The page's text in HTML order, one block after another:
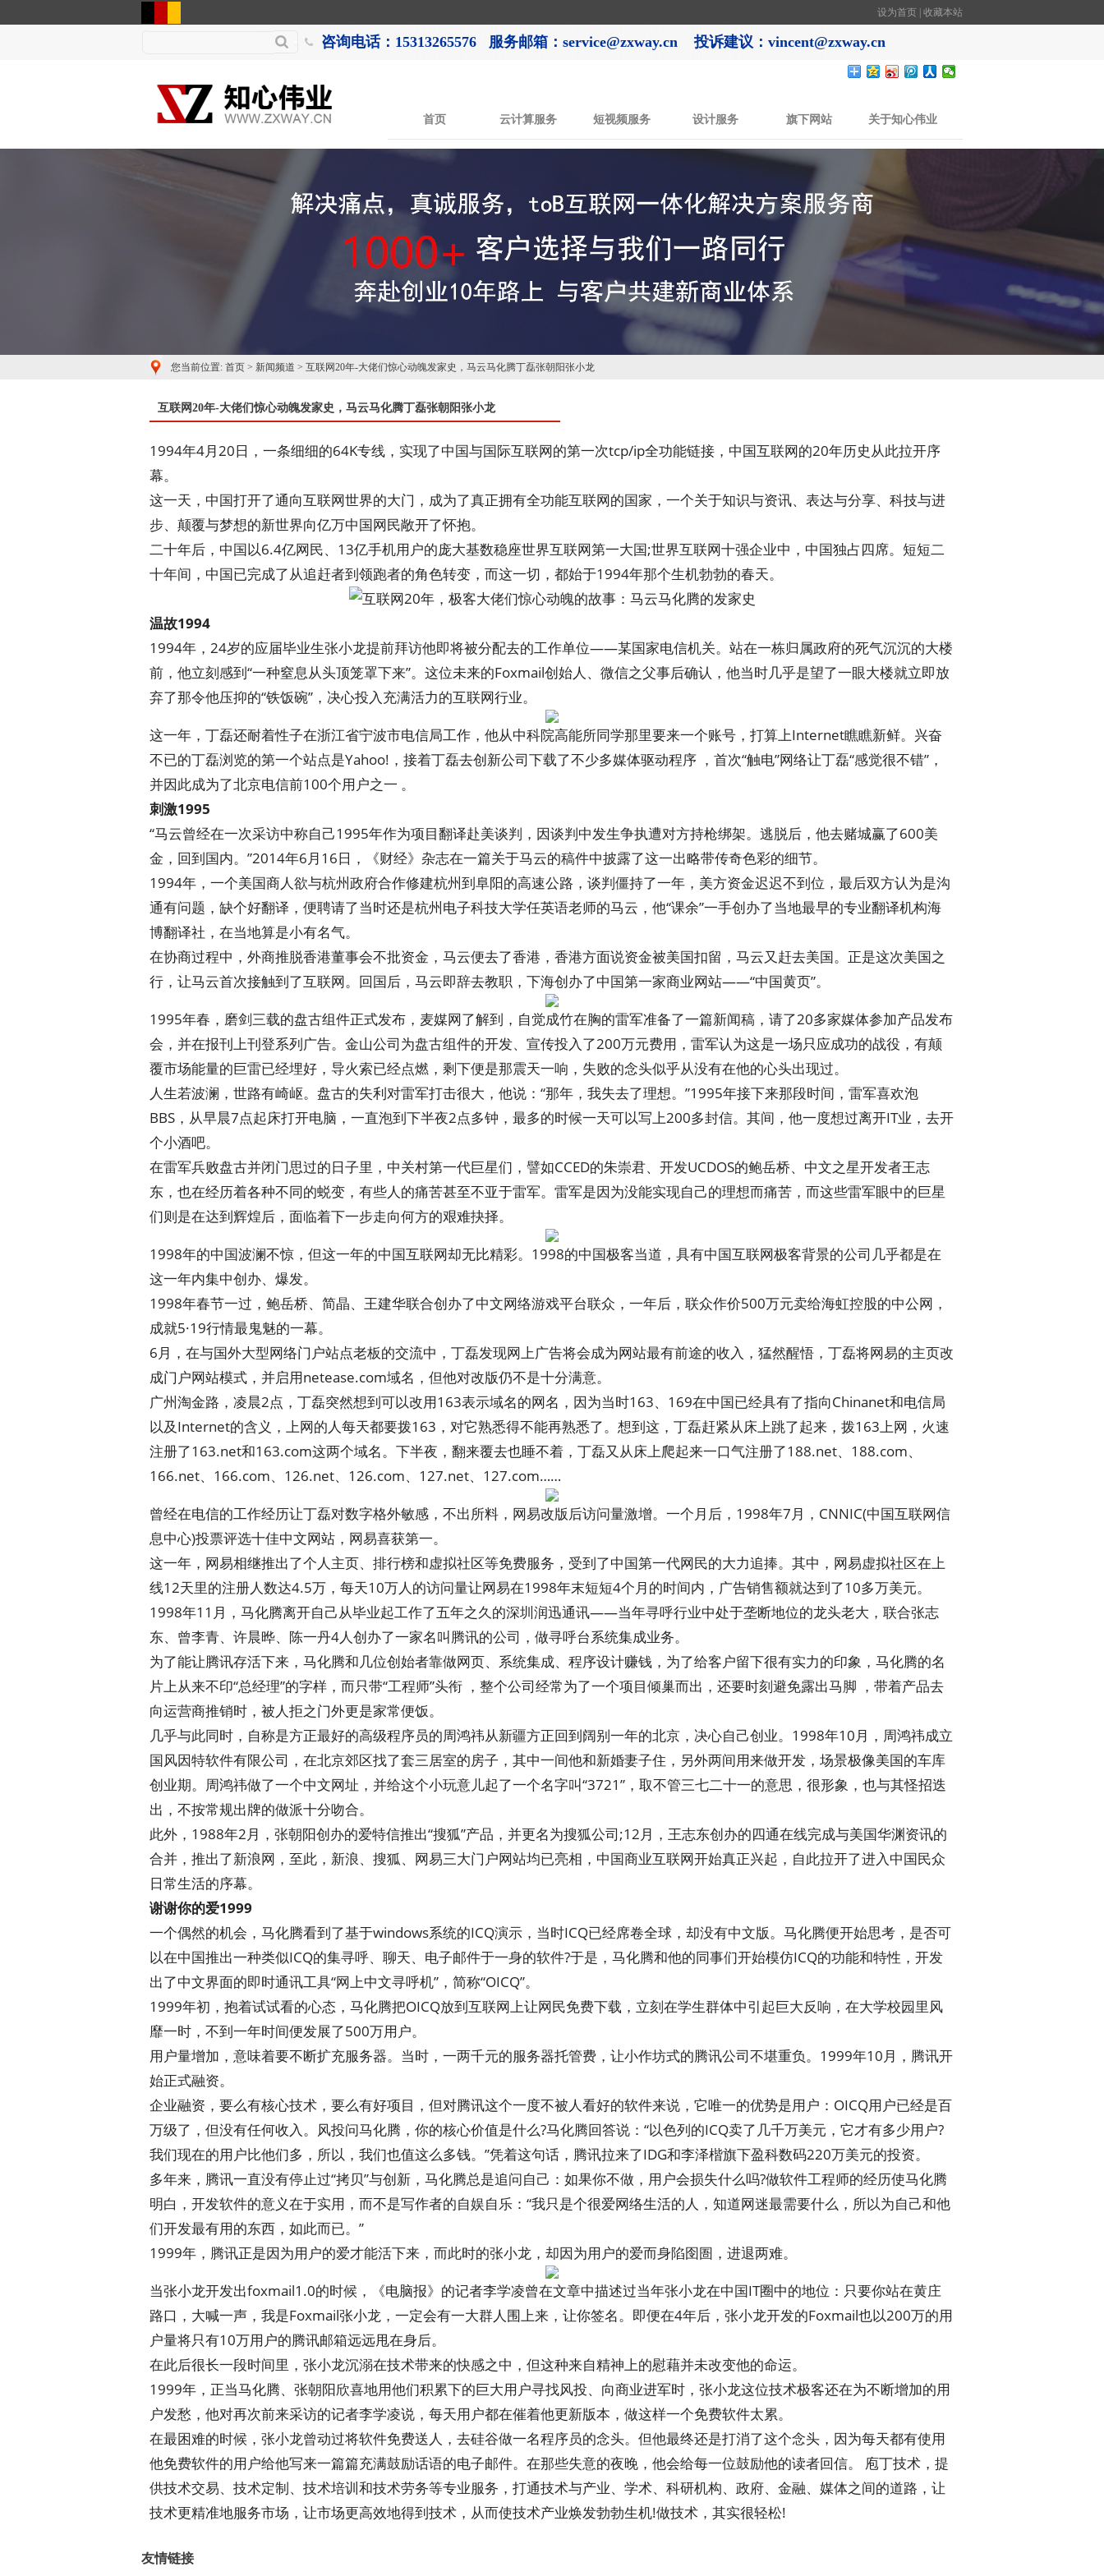
设为首页 收藏本站
咨询电话：15313265576 服务邮箱：service@zxway.cn 投诉建议：vincent@zxway.cn
首页 云计算服务 短视频服务 设计服务 旗下网站 关于知心伟业
您当前位置: 首页 > 新闻频道 > 互联网20年-大佬们惊心动魄发家史，马云马化腾丁磊张朝阳张小龙
互联网20年-大佬们惊心动魄发家史，马云马化腾丁磊张朝阳张小龙
1994年4月20日，一条细细的64K专线，实现了中国与国际互联网的第一次tcp/ip全功能链接，中国互联网的20年历史从此拉开序
幕。
这一天，中国打开了通向互联网世界的大门，成为了真正拥有全功能互联网的国家，一个关于知识与资讯、表达与分享、科技与进
步、颠覆与梦想的新世界向亿万中国网民敞开了怀抱。
二十年后，中国以6.4亿网民、13亿手机用户的庞大基数稳座世界互联网第一大国;世界互联网十强企业中，中国独占四席。短短二
十年间，中国已完成了从追赶者到领跑者的角色转变，而这一切，都始于1994年那个生机勃勃的春天。
温故1994
1994年，24岁的应届毕业生张小龙提前拜访他即将被分配去的工作单位——某国家电信机关。站在一栋归属政府的死气沉沉的大楼
前，他立刻感到“一种窒息从头顶笼罩下来”。这位未来的Foxmail创始人、微信之父事后确认，他当时几乎是望了一眼大楼就立即放
弃了那令他压抑的“铁饭碗”，决心投入充满活力的互联网行业。
这一年，丁磊还耐着性子在浙江省宁波市电信局工作，他从中科院高能所同学那里要来一个账号，打算上Internet瞧瞧新鲜。兴奋
不已的丁磊浏览的第一个站点是Yahoo!，接着丁磊去创新公司下载了不少多媒体驱动程序 ，首次“触电”网络让丁磊“感觉很不错”，
并因此成为了北京电信前100个用户之一 。
刺激1995
“马云曾经在一次采访中称自己1995年作为项目翻译赴美谈判，因谈判中发生争执遭对方持枪绑架。逃脱后，他去赌城赢了600美
金，回到国内。”2014年6月16日，《财经》杂志在一篇关于马云的稿件中披露了这一出略带传奇色彩的细节。
1994年，一个美国商人欲与杭州政府合作修建杭州到阜阳的高速公路，谈判僵持了一年，美方资金迟迟不到位，最后双方认为是沟
通有问题，缺个好翻译，便聘请了当时还是杭州电子科技大学任英语老师的马云，他“课余”一手创办了当地最早的专业翻译机构海
博翻译社，在当地算是小有名气。
在协商过程中，外商推脱香港董事会不批资金，马云便去了香港，香港方面说资金被美国扣留，马云又赶去美国。正是这次美国之
行，让马云首次接触到了互联网。回国后，马云即辞去教职，下海创办了中国第一家商业网站——“中国黄页”。
1995年春，磨剑三载的盘古组件正式发布，麦媒网了解到，自觉成竹在胸的雷军准备了一篇新闻稿，请了20多家媒体参加产品发布
会，并在报刊上刊登系列广告。金山公司为盘古组件的开发、宣传投入了200万元费用，雷军认为这是一场只应成功的战役，有颠
覆市场能量的巨雷已经埋好，导火索已经点燃，剩下便是那震天一响，失败的念头似乎从没有在他的心头出现过。
人生若波澜，世路有崎岖。盘古的失利对雷军打击很大，他说：“那年，我失去了理想。”1995年接下来那段时间，雷军喜欢泡
BBS，从早晨7点起床打开电脑，一直泡到下半夜2点多钟，最多的时候一天可以写上200多封信。其间，他一度想过离开IT业，去开
个小酒吧。
在雷军兵败盘古并闭门思过的日子里，中关村第一代巨星们，譬如CCED的朱崇君、开发UCDOS的鲍岳桥、中文之星开发者王志
东，也在经历着各种不同的蜕变，有些人的痛苦甚至不亚于雷军。雷军是因为没能实现自己的理想而痛苦，而这些雷军眼中的巨星
们则是在达到辉煌后，面临着下一步走向何方的艰难抉择。
1998年的中国波澜不惊，但这一年的中国互联网却无比精彩。1998的中国极客当道，具有中国互联网极客背景的公司几乎都是在
这一年内集中创办、爆发。
1998年春节一过，鲍岳桥、简晶、王建华联合创办了中文网络游戏平台联众，一年后，联众作价500万元卖给海虹控股的中公网，
成就5·19行情最鬼魅的一幕。
6月，在与国外大型网络门户站点老板的交流中，丁磊发现网上广告将会成为网站最有前途的收入，猛然醒悟，丁磊将网易的主页改
成门户网站模式，并启用netease.com域名，但他对改版仍不是十分满意。
广州淘金路，凌晨2点，丁磊突然想到可以改用163表示域名的网名，因为当时163、169在中国已经具有了指向Chinanet和电信局
以及Internet的含义，上网的人每天都要拨163，对它熟悉得不能再熟悉了。想到这，丁磊赶紧从床上跳了起来，拨163上网，火速
注册了163.net和163.com这两个域名。下半夜，翻来覆去也睡不着，丁磊又从床上爬起来一口气注册了188.net、188.com、
166.net、166.com、126.net、126.com、127.net、127.com……
曾经在电信的工作经历让丁磊对数字格外敏感，不出所料，网易改版后访问量激增。一个月后，1998年7月，CNNIC(中国互联网信
息中心)投票评选十佳中文网站，网易喜获第一。
这一年，网易相继推出了个人主页、排行榜和虚拟社区等免费服务，受到了中国第一代网民的大力追捧。其中，网易虚拟社区在上
线12天里的注册人数达4.5万，每天10万人的访问量让网易在1998年末短短4个月的时间内，广告销售额就达到了10多万美元。
1998年11月，马化腾离开自己从毕业起工作了五年之久的深圳润迅通讯——当年寻呼行业中处于垄断地位的龙头老大，联合张志
东、曾李青、许晨晔、陈一丹4人创办了一家名叫腾讯的公司，做寻呼台系统集成业务。
为了能让腾讯存活下来，马化腾和几位创始者靠做网页、系统集成、程序设计赚钱，为了给客户留下很有实力的印象，马化腾的名
片上从来不印“总经理”的字样，而只带“工程师”头衔 ，整个公司经常为了一个项目倾巢而出，还要时刻避免露出马脚 ，带着产品去
向运营商推销时，被人拒之门外更是家常便饭。
几乎与此同时，自称是方正最好的高级程序员的周鸿祎从新疆方正回到阔别一年的北京，决心自己创业。1998年10月，周鸿祎成立
国风因特软件有限公司，在北京郊区找了套三居室的房子，其中一间他和新婚妻子住，另外两间用来做开发，场景极像美国的车库
创业期。周鸿祎做了一个中文网址，并给这个小玩意儿起了一个名字叫“3721”，取不管三七二十一的意思，很形象，也与其怪招迭
出，不按常规出牌的做派十分吻合。
此外，1988年2月，张朝阳创办的爱特信推出“搜狐”产品，并更名为搜狐公司;12月，王志东创办的四通在线完成与美国华渊资讯的
合并，推出了新浪网，至此，新浪、搜狐、网易三大门户网站均已亮相，中国商业互联网开始真正兴起，自此拉开了进入中国民众
日常生活的序幕。
谢谢你的爱1999
一个偶然的机会，马化腾看到了基于windows系统的ICQ演示，当时ICQ已经席卷全球，却没有中文版。马化腾便开始思考，是否可
以在中国推出一种类似ICQ的集寻呼、聊天、电子邮件于一身的软件?于是，马化腾和他的同事们开始模仿ICQ的功能和特性，开发
出了中文界面的即时通讯工具“网上中文寻呼机”，简称“OICQ”。
1999年初，抱着试试看的心态，马化腾把OICQ放到互联网上让网民免费下载，立刻在学生群体中引起巨大反响，在大学校园里风
靡一时，不到一年时间便发展了500万用户。
用户量增加，意味着要不断扩充服务器。当时，一两千元的服务器托管费，让小作坊式的腾讯公司不堪重负。1999年10月，腾讯开
始正式融资。
企业融资，要么有核心技术，要么有好项目，但对腾讯这个一度不被人看好的软件来说，它唯一的优势是用户：OICQ用户已经是百
万级了，但没有任何收入。风投问马化腾，你的核心价值是什么?马化腾回答说：“以色列的ICQ卖了几千万美元，它才有多少用户?
我们现在的用户比他们多，所以，我们也值这么多钱。”凭着这句话，腾讯拉来了IDG和李泽楷旗下盈科数码220万美元的投资。
多年来，腾讯一直没有停止过“拷贝”与创新，马化腾总是追问自己：如果你不做，用户会损失什么吗?做软件工程师的经历使马化腾
明白，开发软件的意义在于实用，而不是写作者的自娱自乐：“我只是个很爱网络生活的人，知道网迷最需要什么，所以为自己和他
们开发最有用的东西，如此而已。”
1999年，腾讯正是因为用户的爱才能活下来，而此时的张小龙，却因为用户的爱而身陷囹圄，进退两难。
当张小龙开发出foxmail1.0的时候，《电脑报》的记者李学凌曾在文章中描述过当年张小龙在中国IT圈中的地位：只要你站在黄庄
路口，大喊一声，我是Foxmail张小龙，一定会有一大群人围上来，让你签名。即便在4年后，张小龙开发的Foxmail也以200万的用
户量将只有10万用户的腾讯邮箱远远甩在身后。
在此后很长一段时间里，张小龙沉溺在技术带来的快感之中，但这种来自精神上的慰藉并未改变他的命运。
1999年，正当马化腾、张朝阳欣喜地用他们积累下的巨大用户寻找风投、向商业进军时，张小龙这位技术极客还在为不断增加的用
户发愁，他对再次前来采访的记者李学凌说，每天用户都在催着他更新版本，做这样一个免费软件太累。
在最困难的时候，张小龙曾动过将软件免费送人，去硅谷做一名程序员的念头。但他最终还是打消了这个念头，因为每天都有使用
他免费软件的用户给他写来一篇篇充满鼓励话语的电子邮件。在那些失意的夜晚，他会给每一位鼓励他的读者回信。 庖丁技术，提
供技术交易、技术定制、技术培训和技术劳务等专业服务，打通技术与产业、学术、科研机构、政府、金融、媒体之间的道路，让
技术更精准地服务市场，让市场更高效地得到技术，从而使技术产业焕发勃勃生机!做技术，其实很轻松!
友情链接